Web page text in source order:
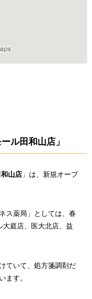
ル田和山店」
山店 」は、新規オープ
ス薬局」としては、春
大庭店、医大北店、益
ていて、処方箋調剤だ
ます。